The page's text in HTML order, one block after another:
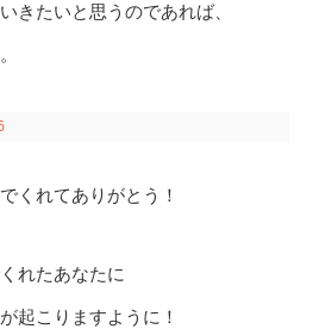
きたいと思うのであれば、
くれてありがとう！
れたあなたに
起こりますように！